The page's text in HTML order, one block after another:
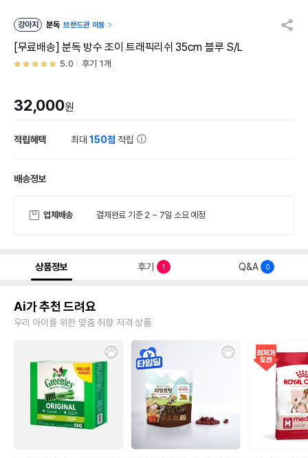
강아지 분독 브랜드관 이동
[무료배송] 분독 방수 조이 트래픽리쉬 35cm 블루 S/L
5.0 후기 1개
32,000원
적립혜택 최대150점 적립
배송정보
업체배송 결제완료 기준 2 ~ 7일 소요 예정
상품정보 후기 1 Q&A 0
Ai가 추천 드려요
우리 아이를 위한 맞춤 취향 저격 상품